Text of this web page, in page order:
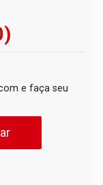
e faça seu